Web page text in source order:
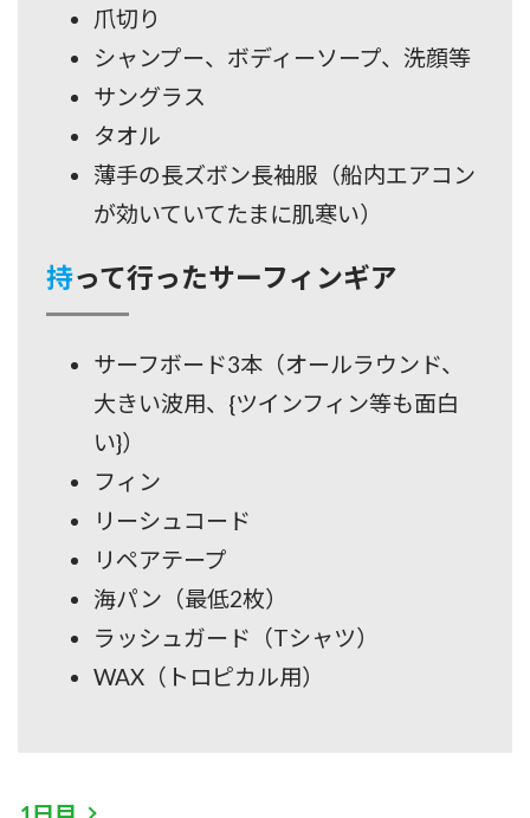
爪切り
シャンプー、ボディーソープ、洗顔等
サングラス
タオル
薄手の長ズボン長袖服（船内エアコン
が効いていてたまに肌寒い）
持って行ったサーフィンギア
サーフボード3本（オールラウンド、
大きい波用、{ツインフィン等も面白
い}）
フィン
リーシュコード
リペアテープ
海パン（最低2枚）
ラッシュガード（Tシャツ）
WAX（トロピカル用）